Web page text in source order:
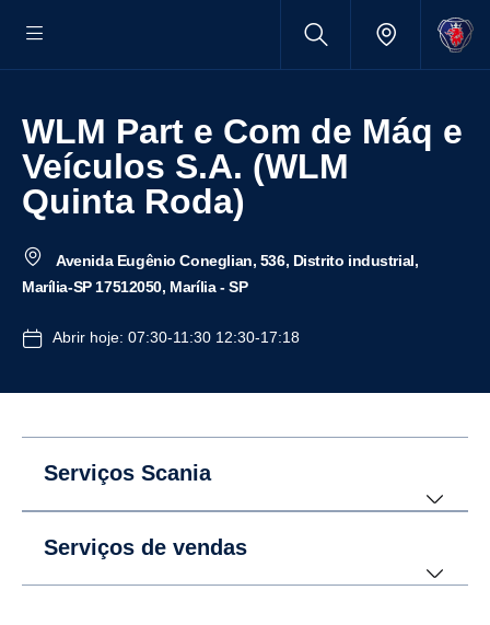
WLM Part e Com de Máq e
Veículos S.A. (WLM
Quinta Roda)
Avenida Eugênio Coneglian, 536, Distrito industrial,
Marília-SP 17512050, Marília - SP
Abrir hoje: 07:30-11:30 12:30-17:18
Serviços Scania
Serviços de vendas